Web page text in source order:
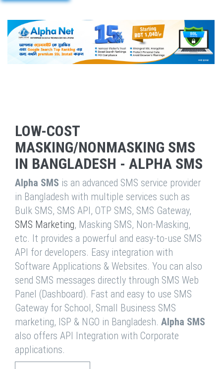
LOW-COST
MASKING/NONMASKING SMS
IN BANGLADESH - ALPHA SMS
Alpha SMS is an advanced SMS service provider
in Bangladesh with multiple services such as
Bulk SMS, SMS API, OTP SMS, SMS Gateway,
SMS Marketing, Masking SMS, Non-Masking,
etc. It provides a powerful and easy-to-use SMS
API for developers. Easy integration with
Software Applications & Websites. You can also
send SMS messages directly through SMS Web
Panel (Dashboard). Fast and easy to use SMS
Gateway for School, Small Business SMS
marketing, ISP & NGO in Bangladesh. Alpha SMS
also offers API Integration with Corporate
applications.